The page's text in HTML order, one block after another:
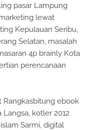
pasar Lampung
lewat
Kepulauan Seribu,
Selatan, masalah
4p brainly Kota
perencanaan
Rangkasbitung ebook
kotler 2012
Sarmi, digital